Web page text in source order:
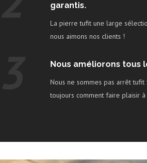
garantis.
La pierre tufit une large
nous aimons nos clients !
Nous améliorons tous
Nous ne sommes pas arrêt
toujours comment faire plaisir à